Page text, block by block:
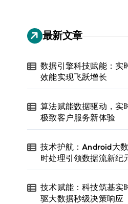
最新文章
数据引擎科技赋能：实
效能实现飞跃增长
算法赋能数据驱动，实
极致客户服务新体验
技术护航：Android大
时处理引领数据流新纪
技术赋能：科技筑基实
驱大数据秒级决策响应